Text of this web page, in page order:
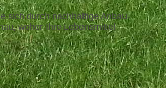
sich durch nachhaltige Anbau-
woher Ihre Lebensmittel